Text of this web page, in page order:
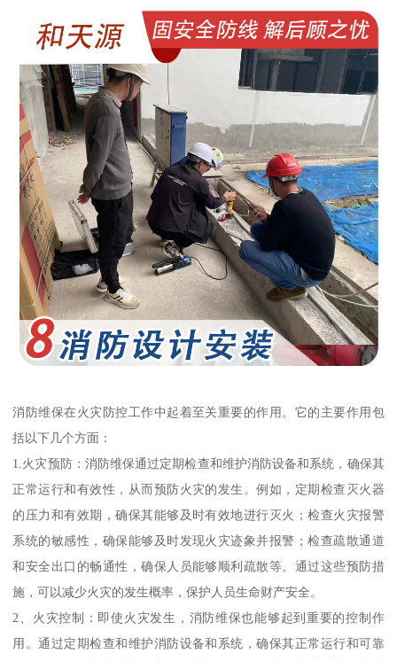
消防维保在火灾防控工作中起着至关重要的作用。它的主要作用包
括以下几个方面：
1.火灾预防：消防维保通过定期检查和维护消防设备和系统，确保其
正常运行和有效性，从而预防火灾的发生。例如，定期检查灭火器
的压力和有效期，确保其能够及时有效地进行灭火；检查火灾报警
系统的敏感性，确保能够及时发现火灾迹象并报警；检查疏散通道
和安全出口的畅通性，确保人员能够顺利疏散等。通过这些预防措
施，可以减少火灾的发生概率，保护人员生命财产安全。
2、火灾控制：即使火灾发生，消防维保也能够起到重要的控制作
用。通过定期检查和维护消防设备和系统，确保其正常运行和可靠